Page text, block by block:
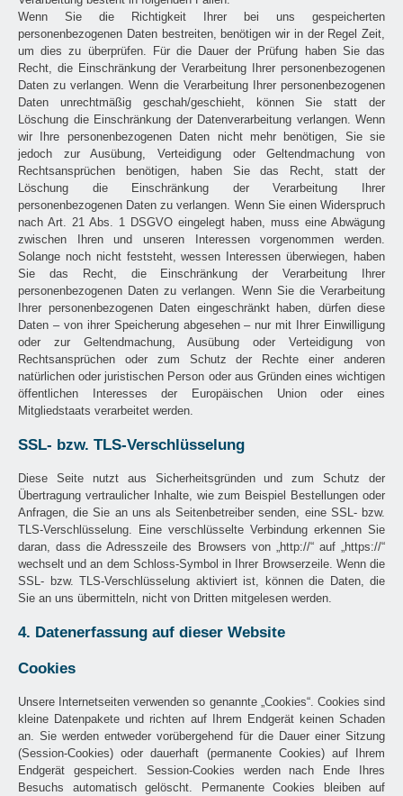
Wenn Sie die Richtigkeit Ihrer bei uns gespeicherten
personenbezogenen Daten bestreiten, benötigen wir in der Regel Zeit,
um dies zu überprüfen. Für die Dauer der Prüfung haben Sie das
Recht, die Einschränkung der Verarbeitung Ihrer personenbezogenen
Daten zu verlangen. Wenn die Verarbeitung Ihrer personenbezogenen
Daten unrechtmäßig geschah/geschieht, können Sie statt der
Löschung die Einschränkung der Datenverarbeitung verlangen. Wenn
wir Ihre personenbezogenen Daten nicht mehr benötigen, Sie sie
jedoch zur Ausübung, Verteidigung oder Geltendmachung von
Rechtsansprüchen benötigen, haben Sie das Recht, statt der
Löschung die Einschränkung der Verarbeitung Ihrer
personenbezogenen Daten zu verlangen. Wenn Sie einen Widerspruch
nach Art. 21 Abs. 1 DSGVO eingelegt haben, muss eine Abwägung
zwischen Ihren und unseren Interessen vorgenommen werden.
Solange noch nicht feststeht, wessen Interessen überwiegen, haben
Sie das Recht, die Einschränkung der Verarbeitung Ihrer
personenbezogenen Daten zu verlangen. Wenn Sie die Verarbeitung
Ihrer personenbezogenen Daten eingeschränkt haben, dürfen diese
Daten – von ihrer Speicherung abgesehen – nur mit Ihrer Einwilligung
oder zur Geltendmachung, Ausübung oder Verteidigung von
Rechtsansprüchen oder zum Schutz der Rechte einer anderen
natürlichen oder juristischen Person oder aus Gründen eines wichtigen
öffentlichen Interesses der Europäischen Union oder eines
Mitgliedstaats verarbeitet werden.
SSL- bzw. TLS-Verschlüsselung
Diese Seite nutzt aus Sicherheitsgründen und zum Schutz der
Übertragung vertraulicher Inhalte, wie zum Beispiel Bestellungen oder
Anfragen, die Sie an uns als Seitenbetreiber senden, eine SSL- bzw.
TLS-Verschlüsselung. Eine verschlüsselte Verbindung erkennen Sie
daran, dass die Adresszeile des Browsers von „http://“ auf „https://“
wechselt und an dem Schloss-Symbol in Ihrer Browserzeile. Wenn die
SSL- bzw. TLS-Verschlüsselung aktiviert ist, können die Daten, die
Sie an uns übermitteln, nicht von Dritten mitgelesen werden.
4. Datenerfassung auf dieser Website
Cookies
Unsere Internetseiten verwenden so genannte „Cookies“. Cookies sind
kleine Datenpakete und richten auf Ihrem Endgerät keinen Schaden
an. Sie werden entweder vorübergehend für die Dauer einer Sitzung
(Session-Cookies) oder dauerhaft (permanente Cookies) auf Ihrem
Endgerät gespeichert. Session-Cookies werden nach Ende Ihres
Besuchs automatisch gelöscht. Permanente Cookies bleiben auf